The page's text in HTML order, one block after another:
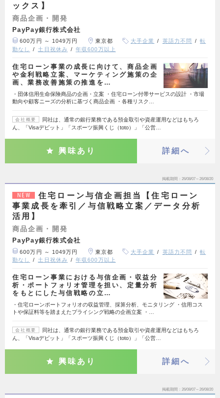
ックス】
商品企画・開発
PayPay銀行株式会社
600万円 ～ 1049万円 東京都 大手企業 英語力不問
転
勤なし
土日祝休み 年収600万以上
住宅ローン事業の成長に向けて、商品企画
や金利戦略立案、マーケティング施策の企
画、業務改善施策の推進を…
・団体信用生命保険商品の企画・立案 ・住宅ローン付帯サービスの設計 ・市場
動向や顧客ニーズの分析に基づく商品企画 ・各種リスク…
会社概要
同社は、通常の銀行業務である預金取引や資産運用などはもちろ
ん、「Visaデビット」「スポーツ振興くじ（toto）」「公営…
興味あり 詳細へ
掲載期間 26/08/07～26/08/20
NEW
住宅ローン与信企画担当【住宅ローン
事業成長を牽引／与信戦略立案／データ分析
活用】
商品企画・開発
PayPay銀行株式会社
600万円 ～ 1049万円 東京都 大手企業 英語力不問
転
勤なし
土日祝休み 年収600万以上
住宅ローン事業における与信企画・収益分
析・ポートフォリオ管理を担い、定量分析
をもとにした与信戦略の立…
・住宅ローンポートフォリオの収益管理、採算分析、モニタリング ・信用コス
トや保証料等を踏まえたプライシング戦略の企画立案 ・…
会社概要
同社は、通常の銀行業務である預金取引や資産運用などはもちろ
ん、「Visaデビット」「スポーツ振興くじ（toto）」「公営…
興味あり 詳細へ
掲載期間 26/08/07～26/08/20